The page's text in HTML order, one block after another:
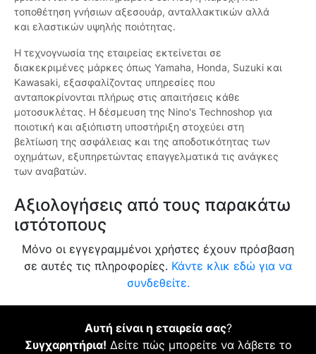
τοποθέτηση γνήσιων αξεσουάρ, ανταλλακτικών αλλά
και ελαστικών υψηλής ποιότητας.
Η τεχνογνωσία της εταιρείας εκτείνεται σε
διακεκριμένες μάρκες όπως Yamaha, Honda, Suzuki και
Kawasaki, εξασφαλίζοντας υπηρεσίες που
ανταποκρίνονται πλήρως στις απαιτήσεις κάθε
μοτοσυκλέτας. Η δέσμευση της Nino's Technoshop για
ποιοτική και αξιόπιστη υποστήριξη στοχεύει στη
βελτίωση της ασφάλειας και της αποδοτικότητας των
οχημάτων, εξυπηρετώντας επαγγελματικά τις ανάγκες
των αναβατών.
Αξιολογήσεις από τους παρακάτω
ιστότοπους
Μόνο οι εγγεγραμμένοι χρήστες έχουν πρόσβαση
σε αυτές τις πληροφορίες. Κάντε κλικ εδώ για να
συνδεθείτε.
Αυτή είναι η εταιρεία σας?
Συγχαρητήρια! Δείτε πώς μπορείτε να λάβετε το